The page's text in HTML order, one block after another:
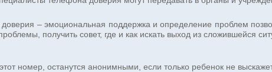
– эмоциональная поддержка и определение проблем
получить совет, где и как искать выход из сложившейся
номер, останутся анонимными, если только ребенок не